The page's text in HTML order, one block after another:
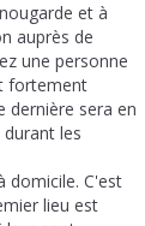
et à
auprès de
une personne
fortement
dernière sera en
les
domicile. C'est
lieu est